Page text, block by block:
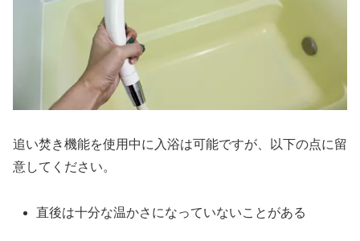
追い焚き機能を使用中に入浴は可能ですが、以下の点に留
意してください。
直後は十分な温かさになっていないことがある